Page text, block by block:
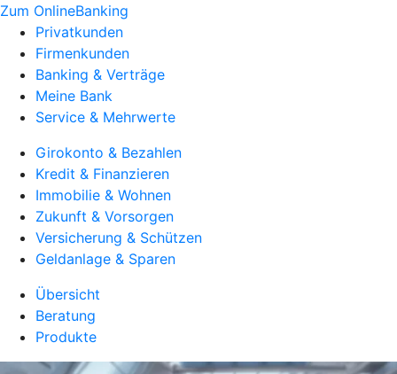
Zum OnlineBanking
Privatkunden
Firmenkunden
Banking & Verträge
Meine Bank
Service & Mehrwerte
Girokonto & Bezahlen
Kredit & Finanzieren
Immobilie & Wohnen
Zukunft & Vorsorgen
Versicherung & Schützen
Geldanlage & Sparen
Übersicht
Beratung
Produkte